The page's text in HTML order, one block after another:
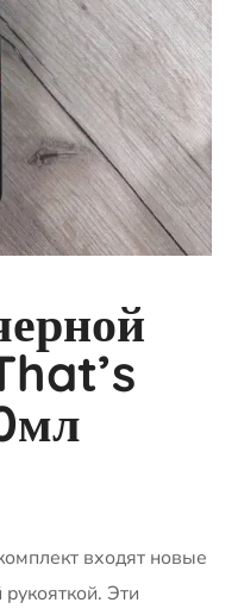
входят новые
Эти